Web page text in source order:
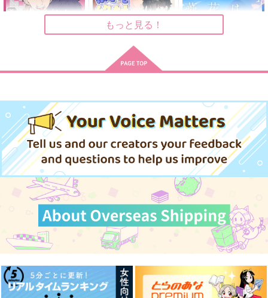
787円（税込） 787円（税込）
×花垣武道
作品詳細
1,572円（税込）
はい、もしもし
銀木犀
787円
三ツ谷隆×花垣武道
サンプル
あげないだれにも
白線未満
1,257円
武藤泰宏×三途春千夜
サンプル
永遠の明日
1,320円
花垣武道×佐野万次郎
サンプル
専売 715円 （税込）
東京卍リベンジャーズ
三途春千夜×花垣武道
サンプル
カート
ッキリだと思ってる俺
Collect Mania
787
東京卍リベンジャーズ
三途春千夜×花垣武道
カート
咲う
弥生魚交
472円 （税込）
東京卍リベンジャーズ
三途春千夜×花垣武道
カート
もっと見る！